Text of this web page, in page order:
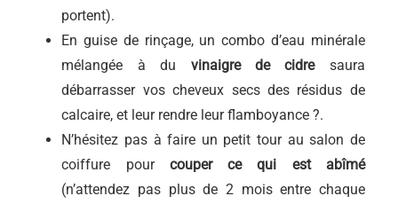
portent).
En guise de rinçage, un combo d’eau minérale
mélangée à du vinaigre de cidresaura
débarrasser vos cheveux secs des résidus de
calcaire, et leur rendre leur flamboyance ?.
N’hésitez pas à faire un petit tour au salon de
coiffure pour couper ce qui est abîmé
(n’attendez pas plus de 2 mois entre chaque